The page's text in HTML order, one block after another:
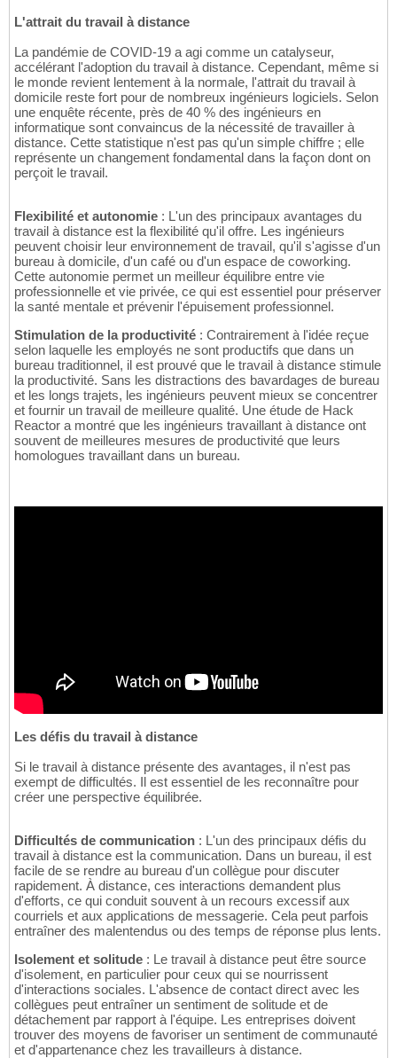
L'attrait du travail à distance
La pandémie de COVID-19 a agi comme un catalyseur,
accélérant l'adoption du travail à distance. Cependant, même si
le monde revient lentement à la normale, l'attrait du travail à
domicile reste fort pour de nombreux ingénieurs logiciels. Selon
une enquête récente, près de 40 % des ingénieurs en
informatique sont convaincus de la nécessité de travailler à
distance. Cette statistique n'est pas qu'un simple chiffre ; elle
représente un changement fondamental dans la façon dont on
perçoit le travail.
Flexibilité et autonomie : L'un des principaux avantages du
travail à distance est la flexibilité qu'il offre. Les ingénieurs
peuvent choisir leur environnement de travail, qu'il s'agisse d'un
bureau à domicile, d'un café ou d'un espace de coworking.
Cette autonomie permet un meilleur équilibre entre vie
professionnelle et vie privée, ce qui est essentiel pour préserver
la santé mentale et prévenir l'épuisement professionnel.
Stimulation de la productivité : Contrairement à l'idée reçue
selon laquelle les employés ne sont productifs que dans un
bureau traditionnel, il est prouvé que le travail à distance stimule
la productivité. Sans les distractions des bavardages de bureau
et les longs trajets, les ingénieurs peuvent mieux se concentrer
et fournir un travail de meilleure qualité. Une étude de Hack
Reactor a montré que les ingénieurs travaillant à distance ont
souvent de meilleures mesures de productivité que leurs
homologues travaillant dans un bureau.
Les défis du travail à distance
Si le travail à distance présente des avantages, il n'est pas
exempt de difficultés. Il est essentiel de les reconnaître pour
créer une perspective équilibrée.
Difficultés de communication : L'un des principaux défis du
travail à distance est la communication. Dans un bureau, il est
facile de se rendre au bureau d'un collègue pour discuter
rapidement. À distance, ces interactions demandent plus
d'efforts, ce qui conduit souvent à un recours excessif aux
courriels et aux applications de messagerie. Cela peut parfois
entraîner des malentendus ou des temps de réponse plus lents.
Isolement et solitude : Le travail à distance peut être source
d'isolement, en particulier pour ceux qui se nourrissent
d'interactions sociales. L'absence de contact direct avec les
collègues peut entraîner un sentiment de solitude et de
détachement par rapport à l'équipe. Les entreprises doivent
trouver des moyens de favoriser un sentiment de communauté
et d'appartenance chez les travailleurs à distance.